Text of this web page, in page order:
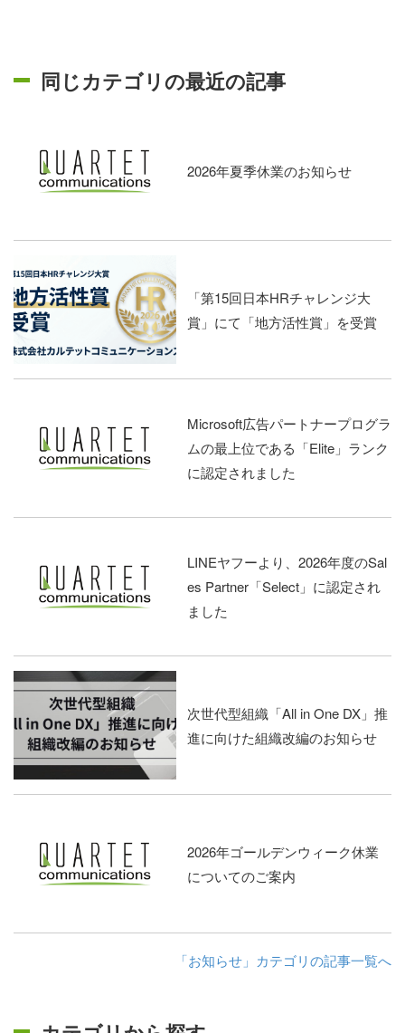
同じカテゴリの最近の記事
2026年夏季休業のお知らせ
「第15回日本HRチャレンジ大
賞」にて「地方活性賞」を受賞
Microsoft広告パートナープログラ
ムの最上位である「Elite」ランク
に認定されました
LINEヤフーより、2026年度のSal
es Partner「Select」に認定され
ました
次世代型組織「All in One DX」推
進に向けた組織改編のお知らせ
2026年ゴールデンウィーク休業
についてのご案内
「お知らせ」カテゴリの記事一覧へ